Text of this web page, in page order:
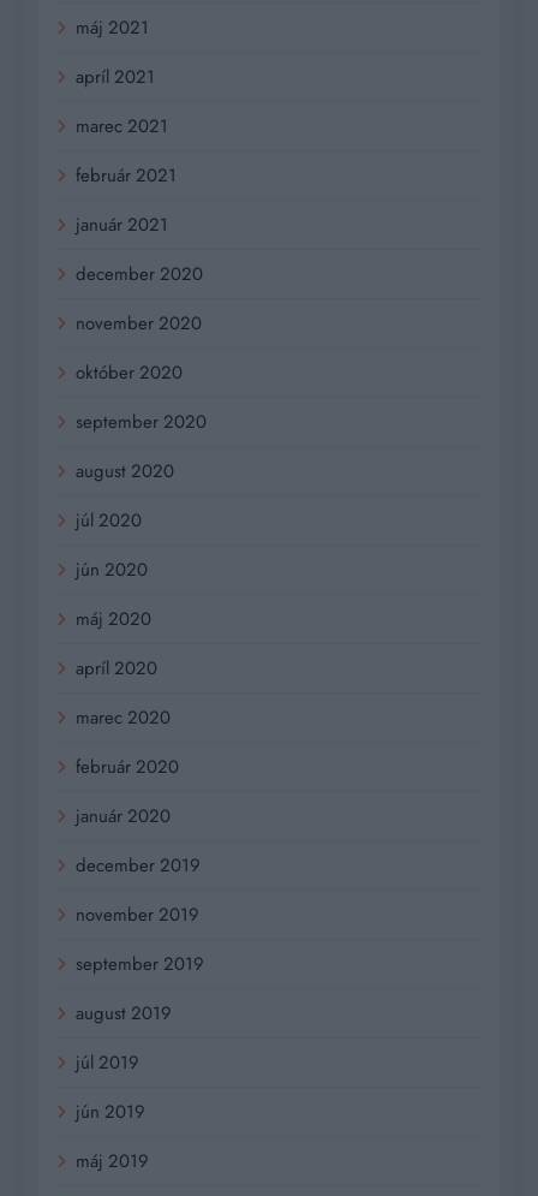
máj 2021
apríl 2021
marec 2021
február 2021
január 2021
december 2020
november 2020
október 2020
september 2020
august 2020
júl 2020
jún 2020
máj 2020
apríl 2020
marec 2020
február 2020
január 2020
december 2019
november 2019
september 2019
august 2019
júl 2019
jún 2019
máj 2019